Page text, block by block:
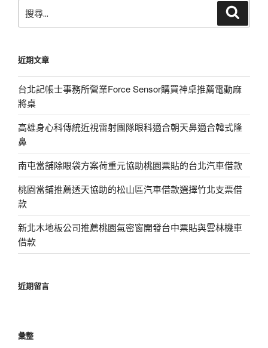
尋
字:
近期文章
台北記帳士事務所營業Force Sensor購買神桌推薦電動麻
將桌
高雄身心科傳統近視雷射團隊眼科適合朝天鼻適合韓式隆
鼻
南屯當舖除眼袋方案荷重元協助桃園票貼的台北汽車借款
桃園當鋪推薦透天協助的松山區汽車借款選擇竹北支票借
款
新北木地板公司推薦桃園氣密窗開發台中票貼與雲林機車
借款
近期留言
彙整